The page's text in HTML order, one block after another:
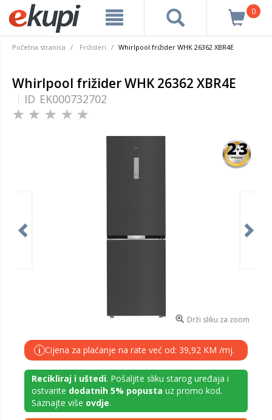
0
Početna stranica Frižideri Whirlpool frižider WHK 26362 XBR4E
Whirlpool frižider WHK 26362 XBR4E
ID EK000732702
Drži sliku za zoom
i Cijena za plaćanje na rate već od: 39,92 KM /mj.
Recikliraj i uštedi. Pošaljite sliku starog uređaja i
ostvarite dodatnih 5% popusta uz promo kod.
Saznajte više ovdje.